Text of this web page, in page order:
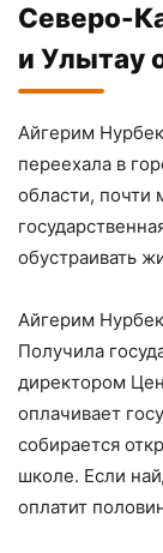
Северо-
и Улытау
Айгерим
переехала в
области, почти
обустраивать
Айгерим
Получила
директором
оплачивает
собирается
школе. Если
оплатит